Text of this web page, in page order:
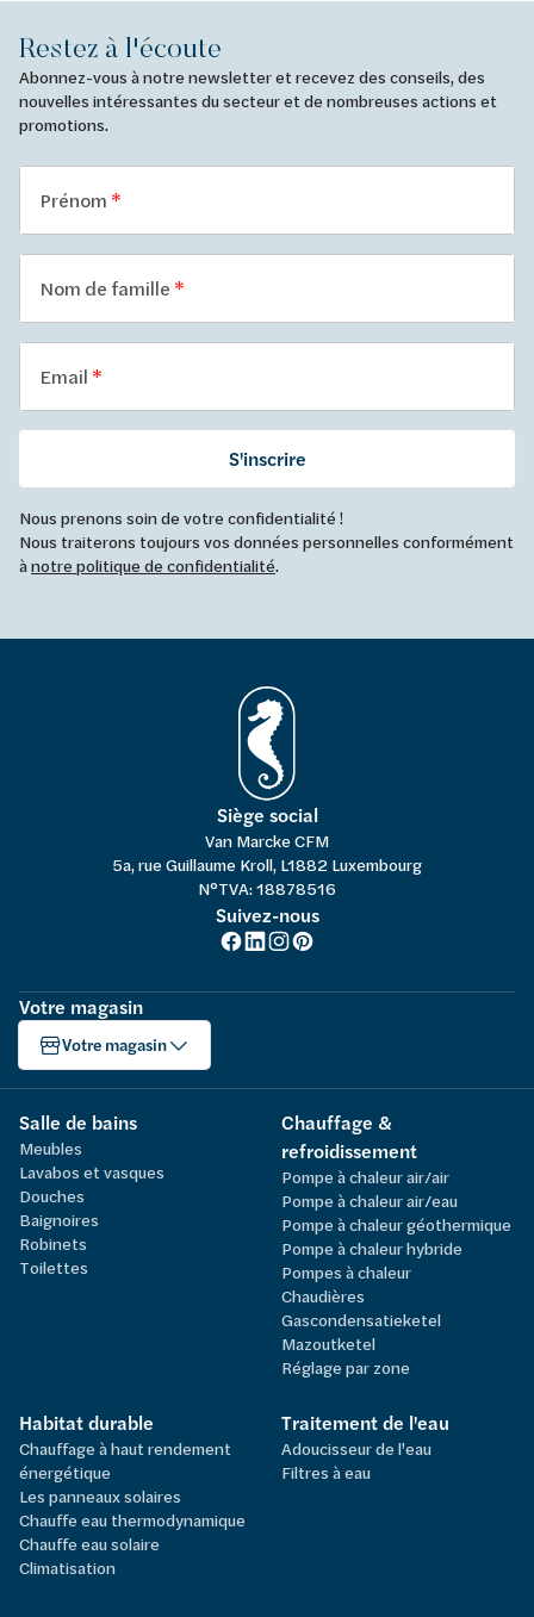
Restez à l'écoute
Abonnez-vous à notre newsletter et recevez des conseils, des
nouvelles intéressantes du secteur et de nombreuses actions et
promotions.
Prénom
Nom de famille
Email
S'inscrire
Nous prenons soin de votre confidentialité !
Nous traiterons toujours vos données personnelles conformément
ànotre politique de confidentialité.
Siège social
Van Marcke CFM
5a, rue Guillaume Kroll, L1882 Luxembourg
N°TVA: 18878516
Suivez-nous
Votre magasin
Votre magasin
Salle de bains
Meubles
Lavabos et vasques
Douches
Baignoires
Robinets
Toilettes
Chauffage &
refroidissement
Pompe à chaleur air/air
Pompe à chaleur air/eau
Pompe à chaleur géothermique
Pompe à chaleur hybride
Pompes à chaleur
Chaudières
Gascondensatieketel
Mazoutketel
Réglage par zone
Habitat durable
Chauffage à haut rendement
énergétique
Les panneaux solaires
Chauffe eau thermodynamique
Chauffe eau solaire
Climatisation
Traitement de l'eau
Adoucisseur de l'eau
Filtres à eau